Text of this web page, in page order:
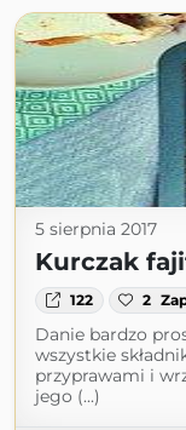
5 sierpnia 2017
Kurczak
122 2
Danie bardzo
wszystkie
przyprawami i
jego (...)